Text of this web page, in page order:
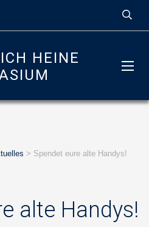
HEINE
> Spendet eure alte Handys!
alte Handys!